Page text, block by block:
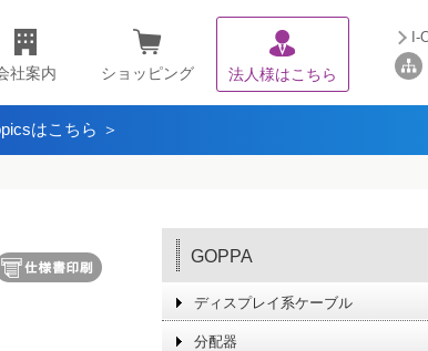
社案内 ショッピング 法人様はこちら
I-
はこちら ＞
GOPPA
ディスプレイ系ケーブル
分配器